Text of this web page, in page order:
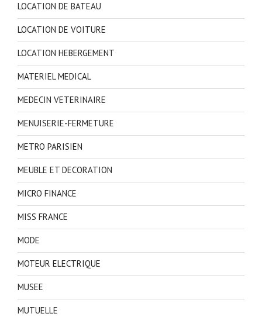
LOCATION DE BATEAU
LOCATION DE VOITURE
LOCATION HEBERGEMENT
MATERIEL MEDICAL
MEDECIN VETERINAIRE
MENUISERIE-FERMETURE
METRO PARISIEN
MEUBLE ET DECORATION
MICRO FINANCE
MISS FRANCE
MODE
MOTEUR ELECTRIQUE
MUSEE
MUTUELLE